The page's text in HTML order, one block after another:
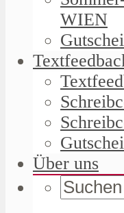
WIEN
Über uns